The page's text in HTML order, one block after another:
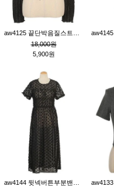
18,000원
5,900원